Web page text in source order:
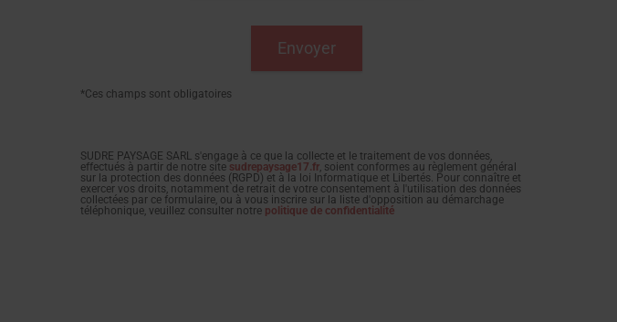
*Ces champs sont obligatoires
SUDRE PAYSAGE SARL s'engage à ce que la collecte et le traitement de vos données,
effectués à partir de notre site sudrepaysage17.fr, soient conformes au règlement général
sur la protection des données (RGPD) et à la loi Informatique et Libertés. Pour connaître et
exercer vos droits, notamment de retrait de votre consentement à l'utilisation des données
collectées par ce formulaire, ou à vous inscrire sur la liste d'opposition au démarchage
téléphonique, veuillez consulter notre politique de confidentialité